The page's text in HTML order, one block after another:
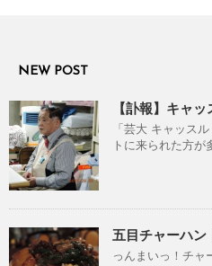
NEW POST
【訃報】キャ
「芸大 キャッス
トに来られた方が
五目チャーハン
っんまいっ！チャ